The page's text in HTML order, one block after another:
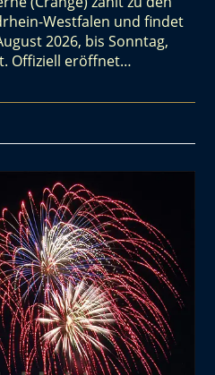
Westfalen und findet
2026, bis Sonntag,
Offiziell eröffnet…